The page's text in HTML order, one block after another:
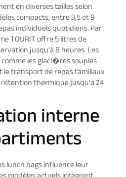
en diverses tailles selon
compacts, entre 3,5 et 9
individuels quotidiens. Par
TOURIT offre 5 litres de
jusqu'à 8 heures. Les
les glaci�res souples
transport de repas familiaux
thermique jusqu'à 24
interne
lunch bags influence leur